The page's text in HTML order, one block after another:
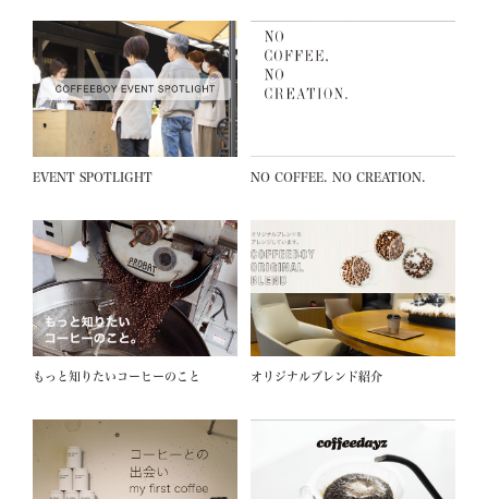
EVENT SPOTLIGHT NO COFFEE. NO CREATION.
もっと知りたいコーヒーのこと オリジナルブレンド紹介